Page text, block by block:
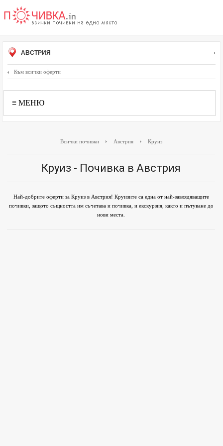
АВСТРИЯ
Към всички оферти
≡ МЕНЮ
Всички почивки Австрия Круиз
Круиз - Почивка в Австрия
Най-добрите оферти за Круиз в Австрия! Круизите са една от най-завлядяващите
почивки, защото същността им съчетава и почивка, и екскурзия, както и пътуване до
нови места.